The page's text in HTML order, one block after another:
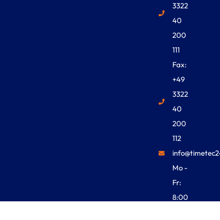
3322
40
200
111
Fax:
+49
3322
40
200
112
Mo -
Fr:
8:00